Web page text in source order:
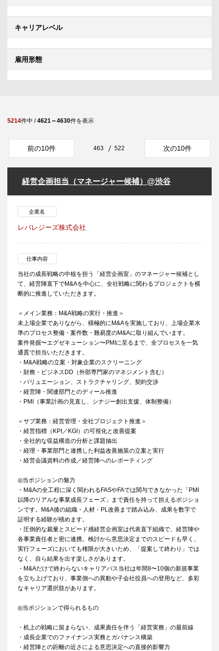
キャリアレベル
雇用形態
5214件中 /4621～4630件を表示
前の10件 463 522 次の10件
経営企画担当（マネージャー候補）@渋谷
企業名
レバレジーズ株式会社
仕事内容
当社の成長戦略の中核を担う「経営企画室」のマネージャー候補とし
て、経営陣直下でM&Aを中心に、全社戦略に関わるプロジェクトを横
断的に推進していただきます。
＜メイン業務：M&A戦略の実行・推進＞
未上場企業でありながら、積極的にM&Aを実施しており、上場企業水
準のプロセス整備・案件数・難易度のM&Aに取り組んでいます。
案件発掘〜エグゼキューション〜PMIに至るまで、全プロセスを一気
通貫で担当いただきます。
・M&A戦略の立案・対象企業のスクリーニング
・財務・ビジネスDD（外部専門家のマネジメント含む）
・バリュエーション、ストラクチャリング、契約交渉
・経営陣・関連部門とのディール推進
・PMI（事業計画の見直し、シナジー創出支援、体制整備）
＜サブ業務：経営管理・全社プロジェクト推進＞
・経営指標（KPI／KGI）の可視化と改善提案
・全社的な収益構造の分析と課題抽出
・経理・事業部門と連携した利益改善施策の立案と実行
・経営会議資料の作成／経営陣へのレポーティング
◎当ポジションの魅力
・M&Aの全工程に深く関われるFASやFAでは関与できなかった「PMI
以降のリアルな事業成長フェーズ」まで責任を持って担えるポジショ
ンです。M&A後の組織・人材・PL改善まで踏み込み、成果を数字で
証明する経験が積めます。
・圧倒的な裁量とスピード感経営企画室は代表直下組織で、経営陣や
各事業責任者と密に連携。検討から意思決定までのスピードも早く、
実行フェーズにおいても権限が大きいため、「提案して終わり」では
なく、自ら結果を出す楽しさがあります。
・M&Aだけで終わらないキャリアパス当社は年間8〜10個の新規事業
を立ち上げており、事業側への異動や子会社役員への登用など、多彩
なキャリア選択肢があります。
◎当ポジションで得られるもの
・机上の戦略に留まらない、成果責任を伴う「経営実務」の最前線
・成長企業でのファイナンス実務とガバナンス構築
・経営陣との距離の近さによる意思決定への直接的影響力